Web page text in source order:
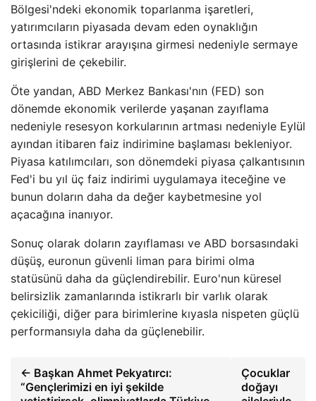
Bölgesi'ndeki ekonomik toparlanma işaretleri,
yatırımcıların piyasada devam eden oynaklığın
ortasında istikrar arayışına girmesi nedeniyle sermaye
girişlerini de çekebilir.
Öte yandan, ABD Merkez Bankası'nın (FED) son
dönemde ekonomik verilerde yaşanan zayıflama
nedeniyle resesyon korkularının artması nedeniyle Eylül
ayından itibaren faiz indirimine başlaması bekleniyor.
Piyasa katılımcıları, son dönemdeki piyasa çalkantısının
Fed'i bu yıl üç faiz indirimi uygulamaya iteceğine ve
bunun doların daha da değer kaybetmesine yol
açacağına inanıyor.
Sonuç olarak doların zayıflaması ve ABD borsasındaki
düşüş, euronun güvenli liman para birimi olma
statüsünü daha da güçlendirebilir. Euro'nun küresel
belirsizlik zamanlarında istikrarlı bir varlık olarak
çekiciliği, diğer para birimlerine kıyasla nispeten güçlü
performansıyla daha da güçlenebilir.
← Başkan Ahmet Pekyatırcı:
“Gençlerimizi en iyi şekilde
Çocuklar
doğayı